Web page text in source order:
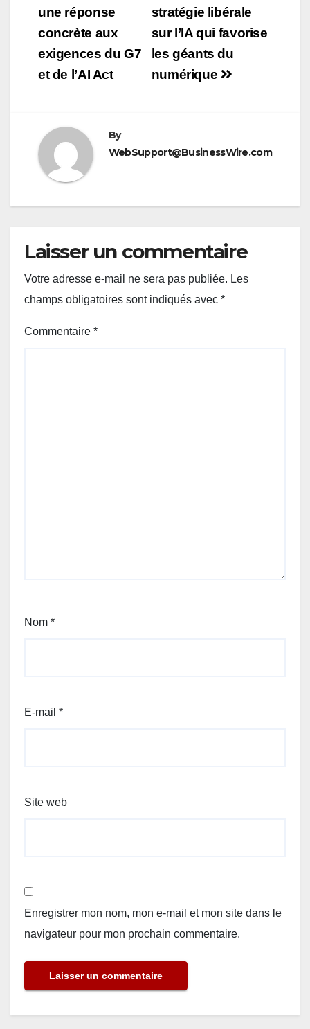
l’article
stratégie libérale
sur l’IA qui favorise
les géants du
numérique
une réponse
concrète aux
exigences du G7
et de l’AI Act
By
WebSupport@BusinessWire.com
Laisser un commentaire
Votre adresse e-mail ne sera pas publiée. Les
champs obligatoires sont indiqués avec *
Commentaire *
Nom *
E-mail *
Site web
Enregistrer mon nom, mon e-mail et mon site dans le
navigateur pour mon prochain commentaire.